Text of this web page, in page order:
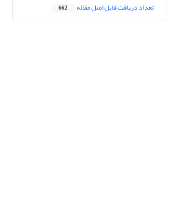
تعداد دریافت فایل اصل مقاله 662